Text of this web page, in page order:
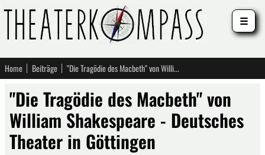
Home Beiträge "Die Tragödie des Macbeth" von William Shakespeare - Deutsches Theater in Göttingen
"Die Tragödie des Macbeth" von
William Shakespeare - Deutsches
Theater in Göttingen
☰